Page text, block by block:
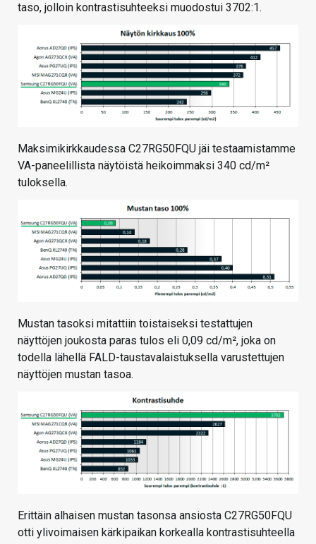
taso, jolloin kontrastisuhteeksi muodostui 3702:1.
Maksimikirkkaudessa C27RG50FQU jäi testaamistamme
VA-paneelillista näytöistä heikoimmaksi 340 cd/m²
tuloksella.
Mustan tasoksi mitattiin toistaiseksi testattujen
näyttöjen joukosta paras tulos eli 0,09 cd/m², joka on
todella lähellä FALD-taustavalaistuksella varustettujen
näyttöjen mustan tasoa.
Erittäin alhaisen mustan tasonsa ansiosta C27RG50FQU
otti ylivoimaisen kärkipaikan korkealla kontrastisuhteella